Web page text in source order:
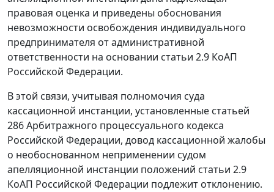
правовая оценка и приведены обоснования
невозможности освобождения индивидуального
предпринимателя от административной
ответственности на основании статьи 2.9 КоАП
Российской Федерации.
В этой связи, учитывая полномочия суда
кассационной инстанции, установленные статьей
286Арбитражного процессуального кодекса
Российской Федерации, довод кассационной жалобы
о необоснованном неприменении судом
апелляционной инстанции положений статьи 2.9
КоАП Российской Федерации подлежит отклонению.